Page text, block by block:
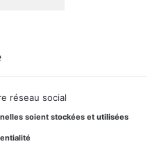
réseau social
soient stockées et utilisées